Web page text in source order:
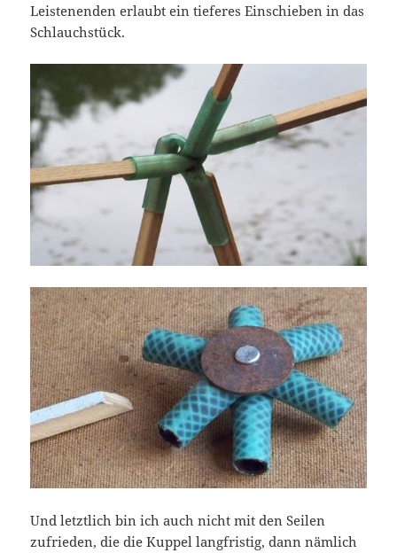
Leistenenden erlaubt ein tieferes Einschieben in das
Schlauchstück.
Und letztlich bin ich auch nicht mit den Seilen
zufrieden, die die Kuppel langfristig, dann nämlich